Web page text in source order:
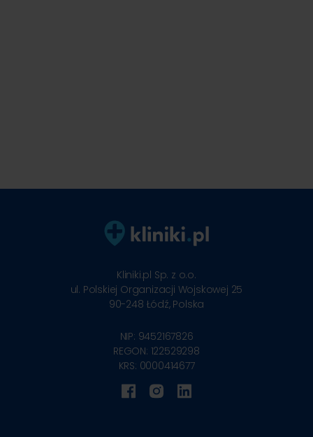
Kliniki.pl Sp. z o.o.
ul. Polskiej Organizacji Wojskowej 25
90-248 Łódź, Polska
NIP: 9452167826
REGON: 122529298
KRS: 0000414677